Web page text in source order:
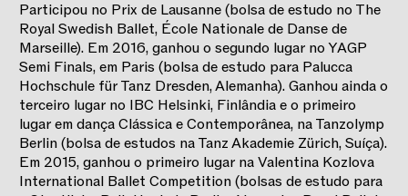
Participou no Prix de Lausanne (bolsa de estudo no The
Royal Swedish Ballet, École Nationale de Danse de
Marseille). Em 2016, ganhou o segundo lugar no YAGP
Semi Finals, em Paris (bolsa de estudo para Palucca
Hochschule für Tanz Dresden, Alemanha). Ganhou ainda o
terceiro lugar no IBC Helsinki, Finlândia e o primeiro
lugar em dança Clássica e Contemporânea, na Tanzolymp
Berlin (bolsa de estudos na Tanz Akademie Zürich, Suíça).
Em 2015, ganhou o primeiro lugar na Valentina Kozlova
International Ballet Competition (bolsas de estudo para